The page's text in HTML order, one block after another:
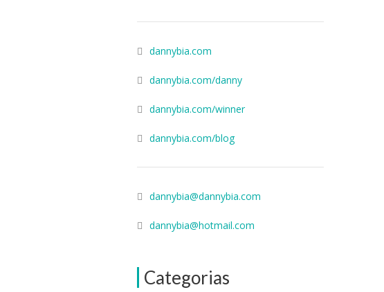
dannybia.com
dannybia.com/danny
dannybia.com/winner
dannybia.com/blog
dannybia@dannybia.com
dannybia@hotmail.com
Categorias